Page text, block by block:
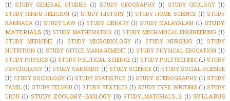
(1) STUDY GENERAL STUDIES (1) STUDY GEOGRAPHY (1) STUDY GEOLOGY (1)
STUDY HINDU RELIGION (1) STUDY HISTORY (1) STUDY HOME SCIENCE (1) STUDY
KANNADA (1) STUDY LAW (1) STUDY LIBRARY (1) STUDY MALAYALAM (1) STUDY
MATERIALS (5) STUDY MATHEMATICS (1) STUDY MECHANICAL ENGINEERING (1)
STUDY MEDICINE
(1) STUDY MICROBIOLOGY (1) STUDY NURSING (1)
STUDY
NUTRITION (1) STUDY OFFICE MANAGEMENT (1) STUDY PHYSICAL EDUCATION (1)
STUDY PHYSICS (1) STUDY POLITICAL SCIENCE (1) STUDY POLYTECHNIC (1) STUDY
PSYCHOLOGY (1) STUDY SANSKRIT (1) STUDY SCIENCE (1) STUDY SOCIAL SCIENCE
(1) STUDY SOCIOLOGY (1) STUDY STATISTICS (1) STUDY STENOGRAPHY (1) STUDY
TAMIL (1) STUDY TELUGU (1) STUDY TEXTILES (1) STUDY TYPE WRITING (1) STUDY
URDU (1) STUDY ZOOLOGY-BIOLOGY (3) STUDY_MATERIALS_2 (1) SYLLABUS